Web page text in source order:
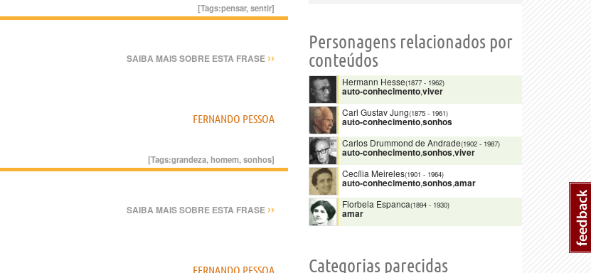
[Tags:pensar,sentir]
SAIBA MAIS SOBRE ESTA FRASE ››
FERNANDO PESSOA
[Tags:grandeza,homem,sonhos]
SAIBA MAIS SOBRE ESTA FRASE ››
FERNANDO PESSOA
Personagens relacionados por
conteúdos
Hermann Hesse(1877 - 1962)
auto-conhecimento,viver
Carl Gustav Jung(1875 - 1961)
auto-conhecimento,sonhos
Carlos Drummond de Andrade(1902 - 1987)
auto-conhecimento,sonhos,viver
Cecília Meireles(1901 - 1964)
auto-conhecimento,sonhos,amar
Florbela Espanca(1894 - 1930)
amar
Categorias parecidas